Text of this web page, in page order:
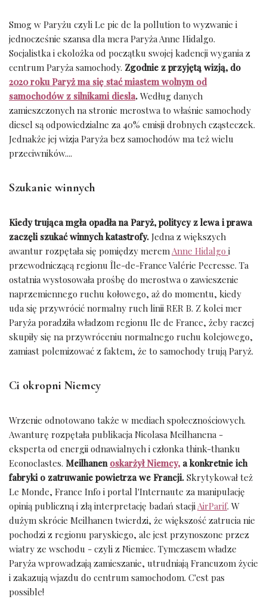
Smog w Paryżu czyli Le pic de la pollution to wyzwanie i
jednocześnie szansa dla mera Paryża Anne Hidalgo.
Socjalistka i ekolożka od początku swojej kadencji wygania z
centrum Paryża samochody. Zgodnie z przyjętą wizją, do
2020 roku Paryż ma się stać miastem wolnym od
samochodów z silnikami diesla. Według danych
zamieszczonych na stronie merostwa to właśnie samochody
diesel są odpowiedzialne za 40% emisji drobnych cząsteczek.
Jednakże jej wizja Paryża bez samochodów ma też wielu
przeciwników....
Szukanie winnych
Kiedy trująca mgła opadła na Paryż, politycy z lewa i prawa
zaczęli szukać winnych katastrofy. Jedna z większych
awantur rozpętała się pomiędzy merem Anne Hidalgo i
przewodniczącą regionu Île-de-France Valérie Pecresse. Ta
ostatnia wystosowała prośbę do merostwa o zawieszenie
naprzemiennego ruchu kołowego, aż do momentu, kiedy
uda się przywrócić normalny ruch linii RER B. Z kolei mer
Paryża poradziła władzom regionu Ile de France, żeby raczej
skupiły się na przywróceniu normalnego ruchu kolejowego,
zamiast polemizować z faktem, że to samochody trują Paryż.
Ci okropni Niemcy
Wrzenie odnotowano także w mediach społecznościowych.
Awanturę rozpętała publikacja Nicolasa Meilhanena -
eksperta od energii odnawialnych i członka think-thanku
Econoclastes. Meilhanen oskarżył Niemcy, a konkretnie ich
fabryki o zatruwanie powietrza we Francji. Skrytykował też
Le Monde, France Info i portal l'Internaute za manipulację
opinią publiczną i złą interpretację badań stacji AirParif. W
dużym skrócie Meilhanen twierdzi, że większość zatrucia nie
pochodzi z regionu paryskiego, ale jest przynoszone przez
wiatry ze wschodu - czyli z Niemiec. Tymczasem władze
Paryża wprowadzają zamieszanie, utrudniają Francuzom życie
i zakazują wjazdu do centrum samochodom. C'est pas
possible!